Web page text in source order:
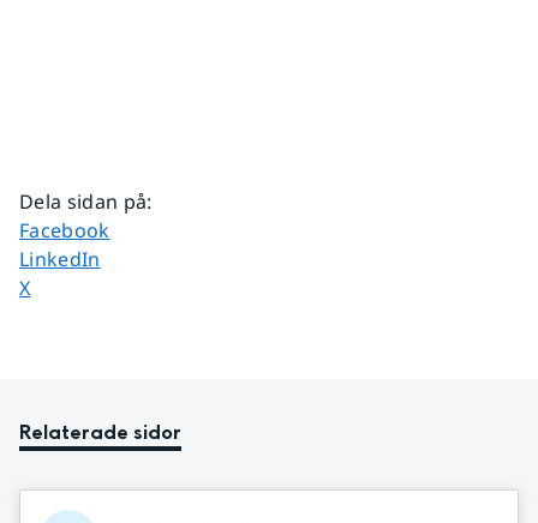
Dela sidan på:
Dela sidan på
Facebook
Dela sidan på
LinkedIn
Dela sidan på
X
Relaterade sidor